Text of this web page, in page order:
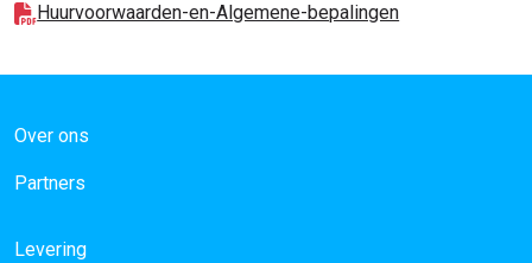
Huurvoorwaarden-en-Algemene-bepalingen
Over ons
Partners
Levering